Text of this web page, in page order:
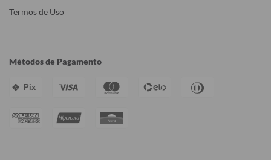
Termos de Uso
Métodos de Pagamento
Pix